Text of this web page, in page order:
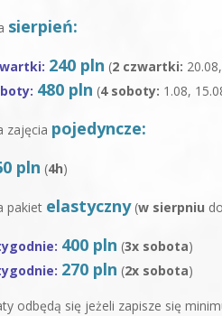
sierpień:
240 pln (2 czwartki:
480 pln (4 soboty: 1.08,
zajęcia pojedyncze:
pln (4h)
pakiet elastyczny(w sierpniu
400 pln (3x sobota)
270 pln (2x sobota)
odbędą się jeżeli zapisze się